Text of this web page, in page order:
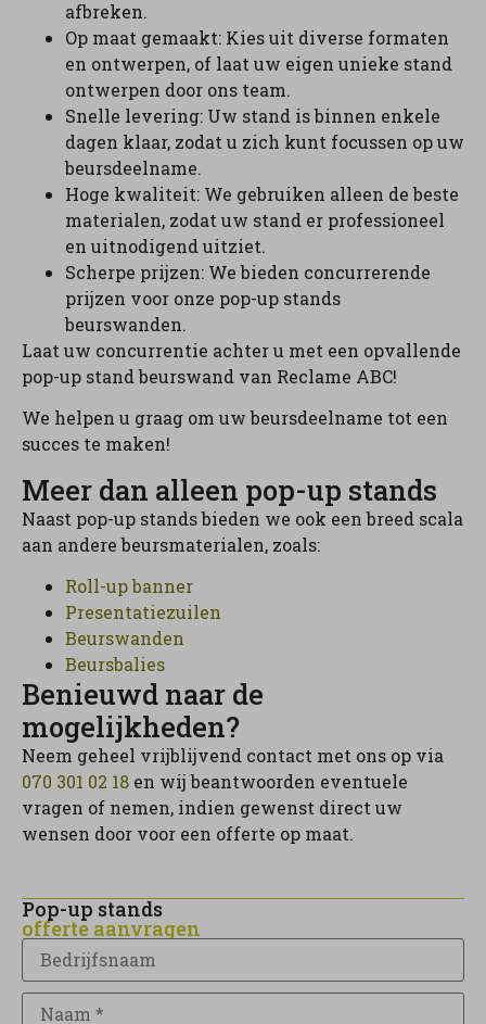
afbreken.
Op maat gemaakt: Kies uit diverse formaten
en ontwerpen, of laat uw eigen unieke stand
ontwerpen door ons team.
Snelle levering: Uw stand is binnen enkele
dagen klaar, zodat u zich kunt focussen op uw
beursdeelname.
Hoge kwaliteit: We gebruiken alleen de beste
materialen, zodat uw stand er professioneel
en uitnodigend uitziet.
Scherpe prijzen: We bieden concurrerende
prijzen voor onze pop-up stands
beurswanden.
Laat uw concurrentie achter u met een opvallende
pop-up stand beurswand van Reclame ABC!
We helpen u graag om uw beursdeelname tot een
succes te maken!
Meer dan alleen pop-up stands
Naast pop-up stands bieden we ook een breed scala
aan andere beursmaterialen, zoals:
Roll-up banner
Presentatiezuilen
Beurswanden
Beursbalies
Benieuwd naar de
mogelijkheden?
Neem geheel vrijblijvend contact met ons op via
070 301 02 18 en wij beantwoorden eventuele
vragen of nemen, indien gewenst direct uw
wensen door voor een offerte op maat.
Pop-up stands
offerte aanvragen